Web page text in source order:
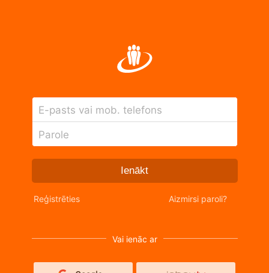
E-pasts vai mob. telefons
Parole
Ienākt
Reģistrēties Aizmirsi paroli?
Vai ienāc ar